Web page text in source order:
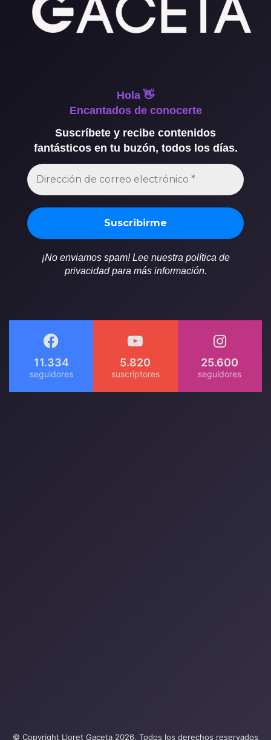
Hola 👋
Encantados de conocerte
Suscríbete y recibe contenidos
fantásticos en tu buzón, todos los días.
¡No enviamos spam! Lee nuestra política de
privacidad para más información.
11.334 5.820 25.600
© Copyright Lloret Gaceta 2026, Todos los derechos reservados